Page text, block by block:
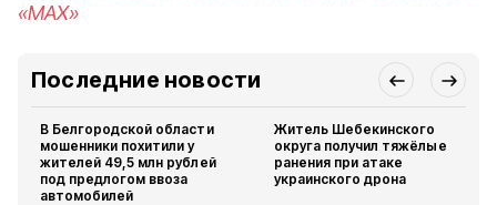
«MAX»
Последние новости
В Белгородской области
мошенники похитили у
жителей 49,5 млн рублей
под предлогом ввоза
автомобилей
Житель Шебекинского
округа получил тяжёлые
ранения при атаке
украинского дрона